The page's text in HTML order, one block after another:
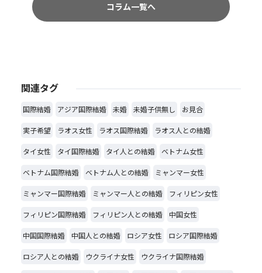
コラム一覧へ
関連タグ
国際結婚 アジア国際結婚 未婚 未婚子供無し お見合
実子希望 ラオス女性 ラオス国際結婚 ラオス人との結婚
タイ女性 タイ国際結婚 タイ人との結婚 ベトナム女性
ベトナム国際結婚 ベトナム人との結婚 ミャンマー女性
ミャンマー国際結婚 ミャンマー人との結婚 フィリピン女性
フィリピン国際結婚 フィリピン人との結婚 中国女性
中国国際結婚 中国人との結婚 ロシア女性 ロシア国際結婚
ロシア人との結婚 ウクライナ女性 ウクライナ国際結婚